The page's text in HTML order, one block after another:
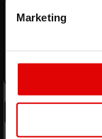
Marketing